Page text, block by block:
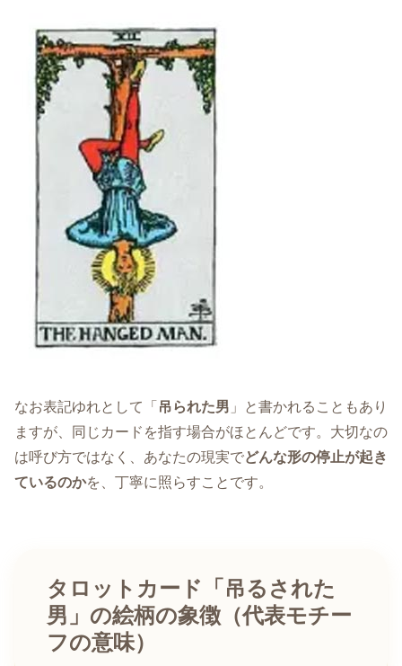
なお表記ゆれとして「 吊られた男 」と書かれることもあり
ますが、同じカードを指す場合がほとんどです。大切なの
は呼び方ではなく、あなたの現実でどんな形の停止が起き
ているのかを、丁寧に照らすことです。
タロットカード「吊るされた
男」の絵柄の象徴（代表モチー
フの意味）